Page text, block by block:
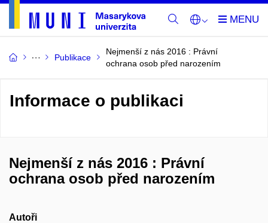
Publikace
Nejmenší z nás 2016 : Právní
ochrana osob před narozením
Informace o publikaci
Nejmenší z nás 2016 : Právní
ochrana osob před narozením
Autoři